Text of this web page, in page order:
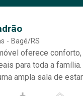
- Bagé/RS
oferece
para toda a
ampla sala de